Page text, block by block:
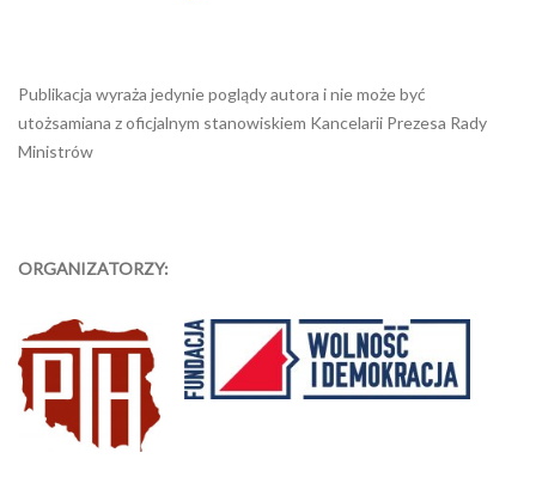
Publikacja wyraża jedynie poglądy autora i nie może być
utożsamiana z oficjalnym stanowiskiem Kancelarii Prezesa Rady
Ministrów
ORGANIZATORZY: